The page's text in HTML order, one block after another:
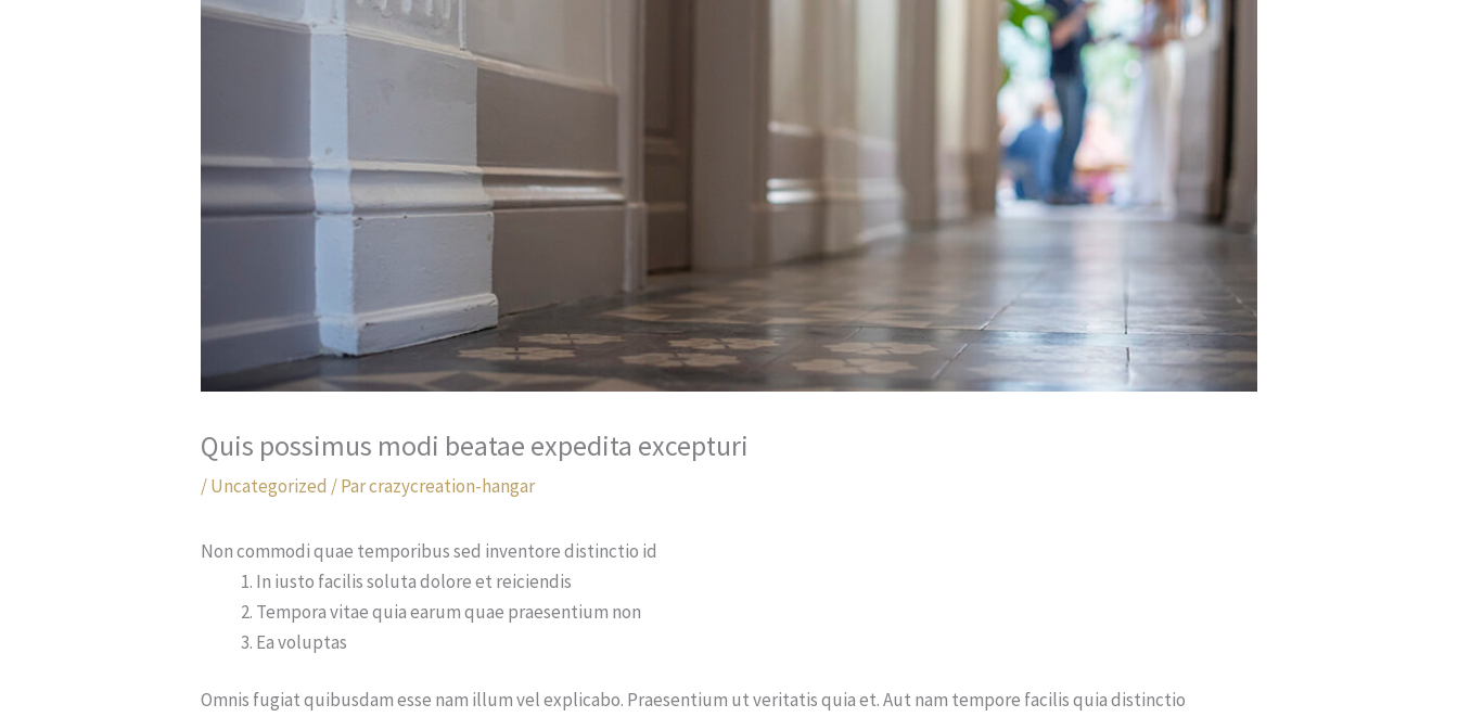
Quis possimus modi beatae expedita excepturi
/Uncategorized / Parcrazycreation-hangar
Non commodi quae temporibus sed inventore distinctio id
In iusto facilis soluta dolore et reiciendis
Tempora vitae quia earum quae praesentium non
Ea voluptas
Omnis fugiat quibusdam esse nam illum vel explicabo. Praesentium ut veritatis quia et. Aut nam tempore facilis quia distinctio